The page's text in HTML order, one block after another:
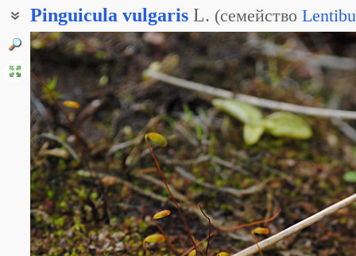
Pinguicula vulgaris L. (семейство